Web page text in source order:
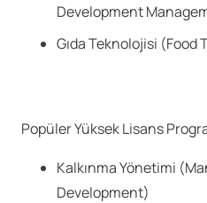
Development
Gıda Teknolojisi (Food
Popüler Yüksek Lisans
Kalkınma Yönetimi
Development)